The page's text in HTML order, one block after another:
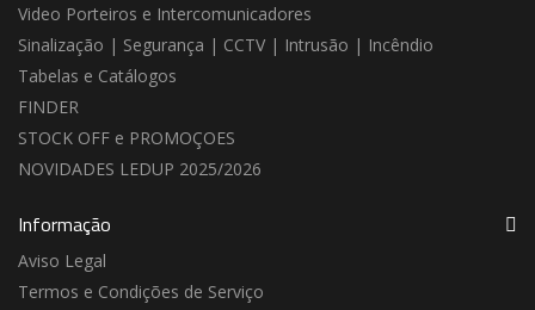
Video Porteiros e Intercomunicadores
Sinalização | Segurança | CCTV | Intrusão | Incêndio
Tabelas e Catálogos
FINDER
STOCK OFF e PROMOÇOES
NOVIDADES LEDUP 2025/2026
Informação
Aviso Legal
Termos e Condições de Serviço